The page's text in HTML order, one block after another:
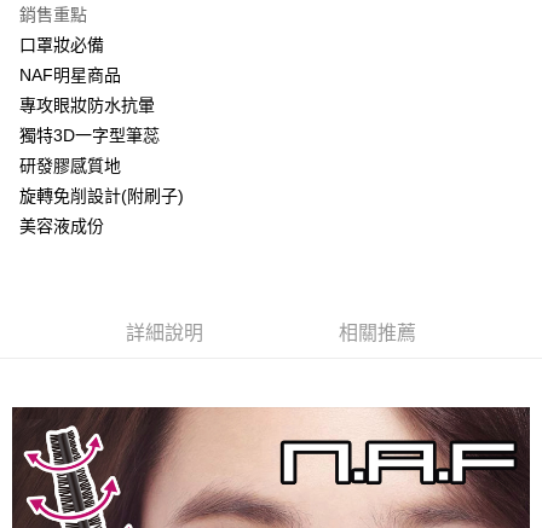
全家取貨付款
每筆NT$60，滿NT$599(含以上)免運費
7-11取貨付款
宅配
每筆NT$60，滿NT$599(含以上)免運費
銷售重點
口罩妝必備
NAF明星商品
專攻眼妝防水抗暈
獨特3D一字型筆蕊
研發膠感質地
旋轉免削設計(附刷子)
美容液成份
詳細說明 相關推薦